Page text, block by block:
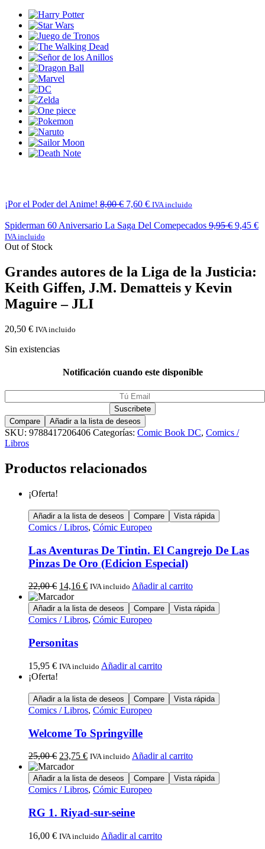
¡Por el Poder del Anime! 8,00€ 7,60 € IVA incluido
Spiderman 60 Aniversario La Saga Del Comepecados 9,95€ 9,45 €
IVA incluido
Out of Stock
Grandes autores de la Liga de la Justicia:
Keith Giffen, J.M. Dematteis y Kevin
Maguire – JLI
20,50 € IVA incluido
Sin existencias
Notificación cuando este disponible
Compare Añadir a la lista de deseos
SKU: 9788417206406 Categorías: Comic Book DC, Comics /
Libros
Productos relacionados
¡Oferta!
Añadir a la lista de deseos Compare Vista rápida
Comics / Libros, Cómic Europeo
Las Aventuras De Tintin. El Cangrejo De Las
Pinzas De Oro (Edicion Especial)
22,00€ 14,16 € IVA incluido Añadir al carrito
Añadir a la lista de deseos Compare Vista rápida
Comics / Libros, Cómic Europeo
Personitas
15,95 € IVA incluido Añadir al carrito
¡Oferta!
Añadir a la lista de deseos Compare Vista rápida
Comics / Libros, Cómic Europeo
Welcome To Springville
25,00€ 23,75 € IVA incluido Añadir al carrito
Añadir a la lista de deseos Compare Vista rápida
Comics / Libros, Cómic Europeo
RG 1. Riyad-sur-seine
16,00 € IVA incluido Añadir al carrito